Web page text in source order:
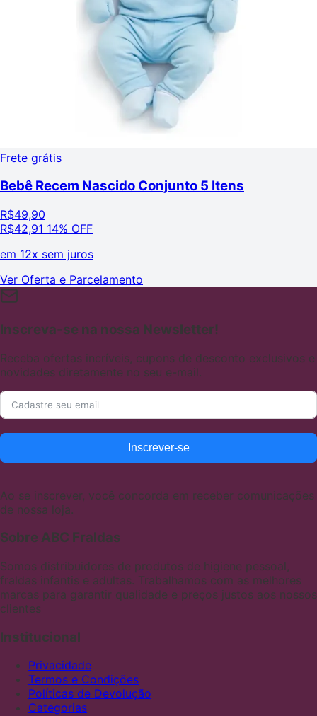
Frete grátis
Bebê Recem Nascido Conjunto 5 Itens
R$49,90
R$42,91 14% OFF
em 12x sem juros
Ver Oferta e Parcelamento
Inscreva-se na nossa Newsletter!
Receba ofertas incríveis, cupons de desconto exclusivos e
novidades diretamente no seu e-mail.
Inscrever-se
Ao se inscrever, você concorda em receber comunicações
de nossa loja.
Sobre ABC Fraldas
Somos distribuidores de produtos de higiene pessoal,
fraldas infantis e adultas. Trabalhamos com as melhores
marcas para garantir qualidade e preços justos aos nossos
clientes
Institucional
Privacidade
Termos e Condições
Políticas de Devolução
Categorias